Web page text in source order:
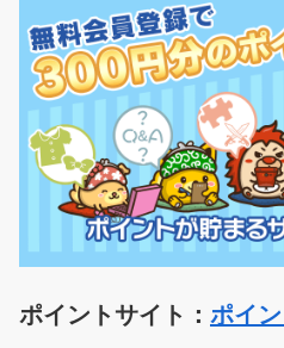
ポイントサイト： ポイ